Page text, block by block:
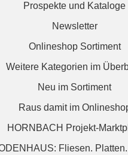
Prospekte und Kataloge
Newsletter
Onlineshop Sortiment
Weitere Kategorien im
Neu im Sortiment
Raus damit im
HORNBACH Projekt-
Fliesen.